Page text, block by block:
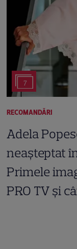
7
RECOMANDĂRI
Adela
neașteptat
Primele
PRO TV și